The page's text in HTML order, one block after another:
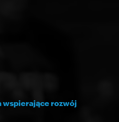
wspierające rozwój